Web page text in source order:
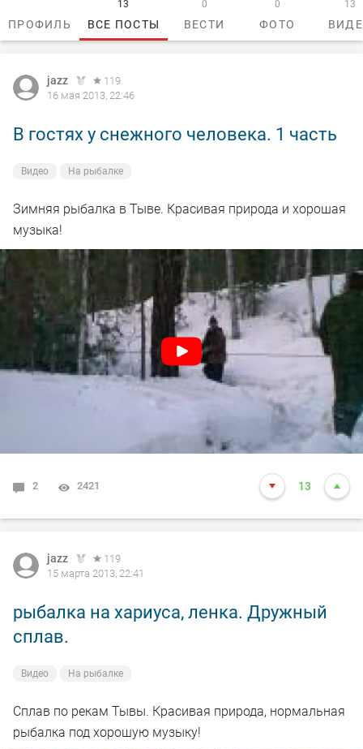
ПРОФИЛЬ ВСЕ ПОСТЫ
13
ВЕСТИ
0
ФОТО
0 13
jazz
119
16 мая 2013, 22:46
В гостях у снежного человека. 1 часть
Видео На рыбалке
Зимняя рыбалка в Тыве. Красивая природа и хорошая
музыка!
2 2421 13
jazz
119
15 марта 2013, 22:41
рыбалка на хариуса, ленка. Дружный
сплав.
Видео На рыбалке
Сплав по рекам Тывы. Красивая природа, нормальная
рыбалка под хорошую музыку!